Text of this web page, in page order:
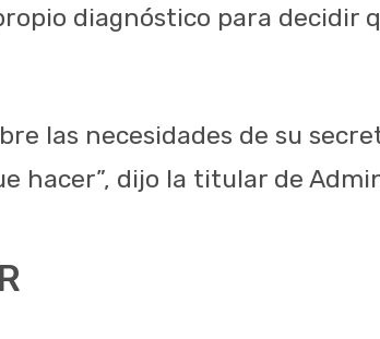
diagnóstico para decidir
las necesidades de su
hacer”, dijo la titular de